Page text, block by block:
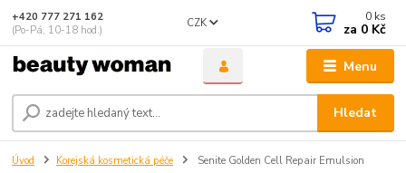
Menu
CZK
Hledat
+420 777 271 162
(Po-Pá, 10-18 hod.)
0 ks
za 0 Kč
Úvod Korejská kosmetická péče Senite Golden Cell Repair Emulsion